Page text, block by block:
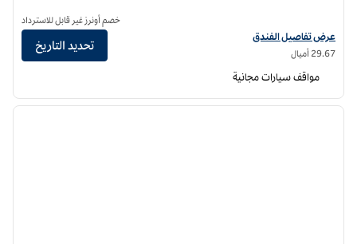
عرض تفاصيل الفندق لفندق سانكتيتي رانتشو كوكامونجا، مجموعة تابيستري من
عرض تفاصيل الفندق
29.67 أميال
خصم أونرز غير قابل للاسترداد
تحديد التاريخ
مواقف سيارات مجانية
1 من 12
الصورة